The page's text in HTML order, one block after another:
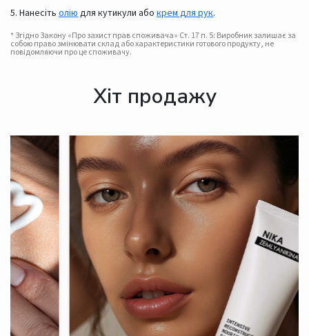
5. Нанесіть оліюдля кутикули або крем для рук.
* Згідно Закону «Про захист прав споживача» Ст. 17 п. 5: Виробник залишає за
собою право змінювати склад або характеристики готового продукту, не
повідомляючи про це споживачу.
Хіт продажу